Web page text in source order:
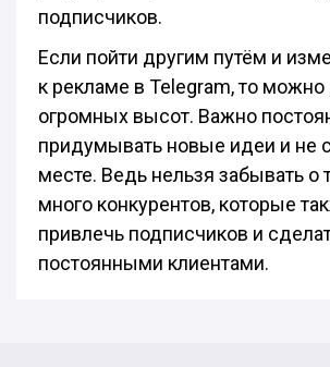
подписчиков.
Если пойти другим путём и
к рекламе в Telegram, то можно
огромных высот. Важно
придумывать новые идеи и не
месте. Ведь нельзя забывать о
много конкурентов, которые
привлечь подписчиков и
постоянными клиентами.